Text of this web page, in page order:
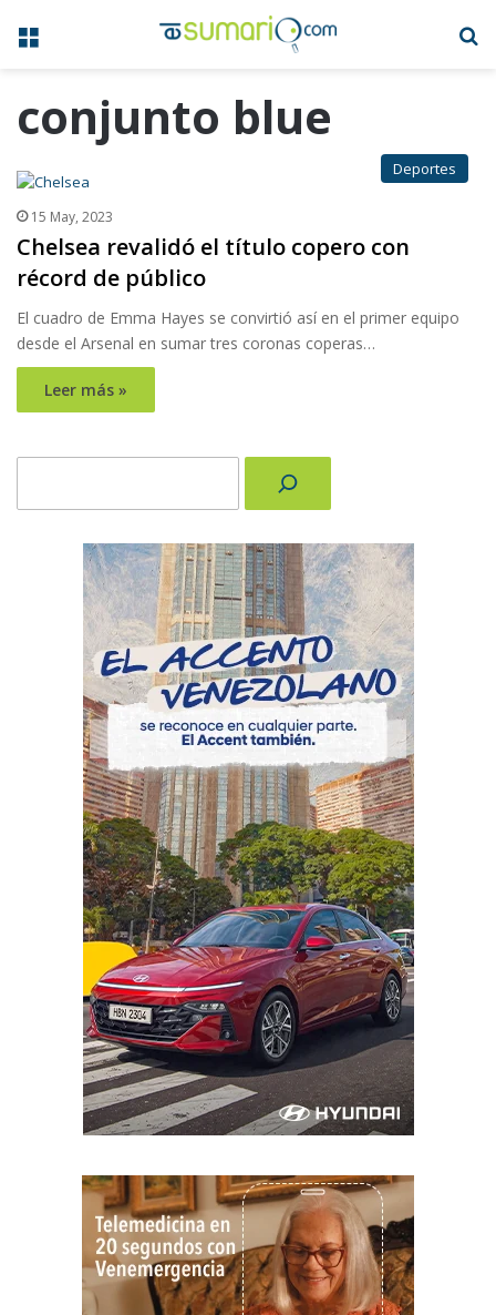
Menú
conjunto blue
Deportes
15 May, 2023
Chelsea revalidó el título copero con
récord de público
El cuadro de Emma Hayes se convirtió así en el primer equipo
desde el Arsenal en sumar tres coronas coperas…
Leer más »